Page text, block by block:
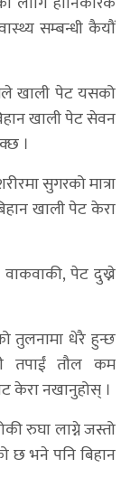
सम्बन्धी कैयौं
खाली पेट यसको
खाली पेट सेवन
।
सुगरको मात्रा
खाली पेट केरा
पेट दुख्ने
तुलनामा धेरै हुन्छ
तपाईं तौल कम
केरा नखानुहोस् ।
रुघा लाग्ने जस्तो
छ भने पनि बिहान